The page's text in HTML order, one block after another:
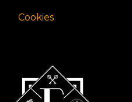
Cookies